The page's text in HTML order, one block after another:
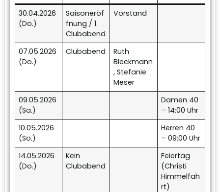
30.04.2026
(Do.)
Saisoneröf
fnung / 1.
Clubabend
Vorstand
07.05.2026
(Do.)
Clubabend
Ruth
Bleckmann
, Stefanie
Meser
09.05.2026
(Sa.)
Damen 40
– 14:00 Uhr
10.05.2026
(So.)
Herren 40
– 09:00 Uhr
14.05.2026
(Do.)
Kein
Clubabend
Feiertag
(Christi
Himmelfah
rt)